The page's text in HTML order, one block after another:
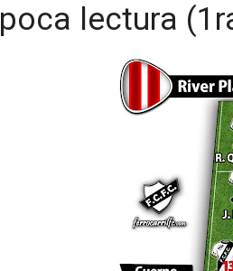
poca lectura